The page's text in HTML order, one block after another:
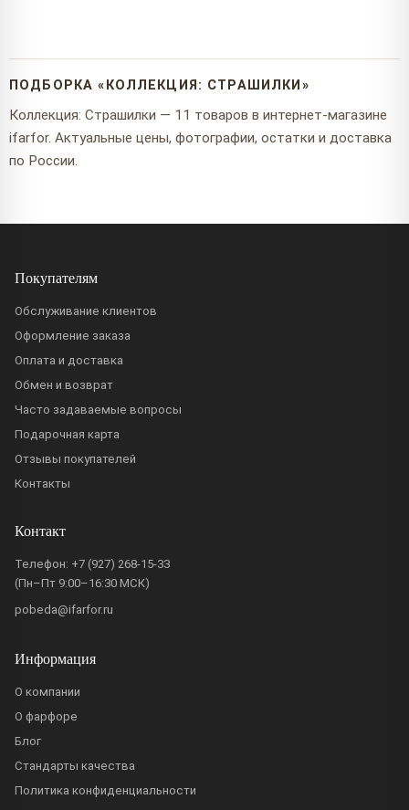
ПОДБОРКА «КОЛЛЕКЦИЯ: СТРАШИЛКИ»
Коллекция: Страшилки — 11 товаров в интернет-магазине
ifarfor. Актуальные цены, фотографии, остатки и доставка
по России.
Покупателям
Обслуживание клиентов
Оформление заказа
Оплата и доставка
Обмен и возврат
Часто задаваемые вопросы
Подарочная карта
Отзывы покупателей
Контакты
Контакт
Телефон: +7 (927) 268-15-33
(Пн–Пт 9:00–16:30 МСК)
pobeda@ifarfor.ru
Информация
О компании
О фарфоре
Блог
Стандарты качества
Политика конфиденциальности